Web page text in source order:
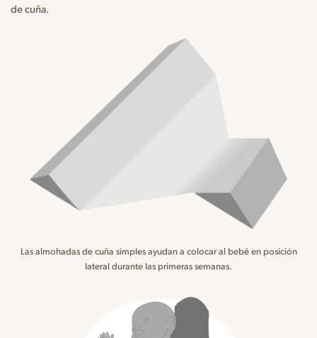
de cuña.
Las almohadas de cuña simples ayudan a colocar al bebé en posición
lateral durante las primeras semanas.